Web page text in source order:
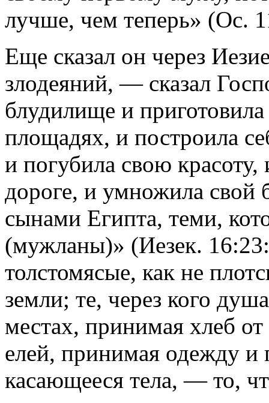
лучше, чем теперь» (Oc.
Еще сказал он через
злодеяний, — сказал
блудилище и
площадях, и построила
и погубила свою
дороге, и умножила свой
сынами Египта, теми,
(мужланы)» (Иезек.
толстомясые, как не
земли; те, через кого
местах, принимая хлеб
елей, принимая одежду и
касающееся тела, — то,